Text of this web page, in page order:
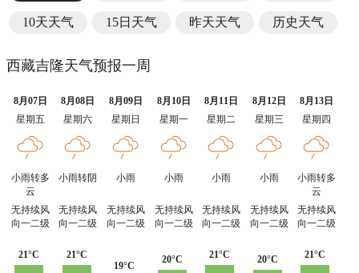
10天天气 15日天气 昨天天气 历史天气
西藏吉隆天气预报一周
8月07日 8月08日 8月09日 8月10日 8月11日 8月12日
8月13日
星期五
星期六 星期日 星期一 星期二 星期三 星期四
小雨转多
云
小雨转阴 小雨 小雨 小雨 小雨
小雨转多
云
无持续风
向一二级
无持续风
向一二级
无持续风
向一二级
无持续风
向一二级
无持续风
向一二级
无持续风
向一二级
无持续风
向一二级
21°C 21°C
19°C
20°C 21°C 20°C 21°C